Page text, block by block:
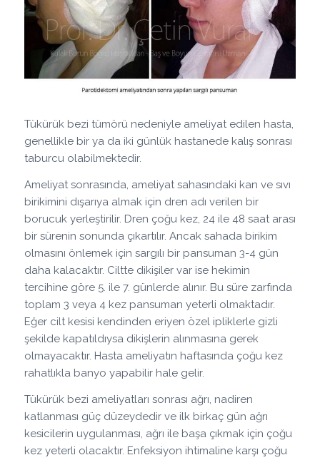
Tükürük bezi tümörü nedeniyle ameliyat edilen hasta,
genellikle bir ya da iki günlük hastanede kalış sonrası
taburcu olabilmektedir.
Ameliyat sonrasında, ameliyat sahasındaki kan ve sıvı
birikimini dışarıya almak için dren adı verilen bir
borucuk yerleştirilir. Dren çoğu kez, 24 ile 48 saat arası
bir sürenin sonunda çıkartılır. Ancak sahada birikim
olmasını önlemek için sargılı bir pansuman 3-4 gün
daha kalacaktır. Ciltte dikişiler var ise hekimin
tercihine göre 5. ile 7. günlerde alınır. Bu süre zarfında
toplam 3 veya 4 kez pansuman yeterli olmaktadır.
Eğer cilt kesisi kendinden eriyen özel ipliklerle gizli
şekilde kapatıldıysa dikişlerin alınmasına gerek
olmayacaktır. Hasta ameliyatın haftasında çoğu kez
rahatlıkla banyo yapabilir hale gelir.
Tükürük bezi ameliyatları sonrası ağrı, nadiren
katlanması güç düzeydedir ve ilk birkaç gün ağrı
kesicilerin uygulanması, ağrı ile başa çıkmak için çoğu
kez yeterli olacaktır. Enfeksiyon ihtimaline karşı çoğu